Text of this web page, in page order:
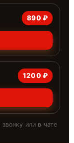
890 ₽
1200 ₽
или в чате